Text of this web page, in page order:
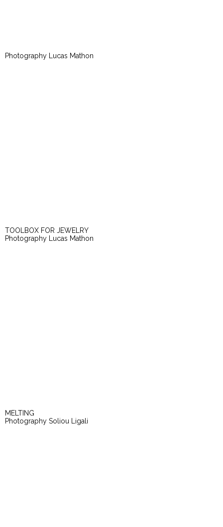
Photography Lucas Mathon
TOOLBOX FOR JEWELRY
Photography Lucas Mathon
MELTING
Photography Soliou Ligali